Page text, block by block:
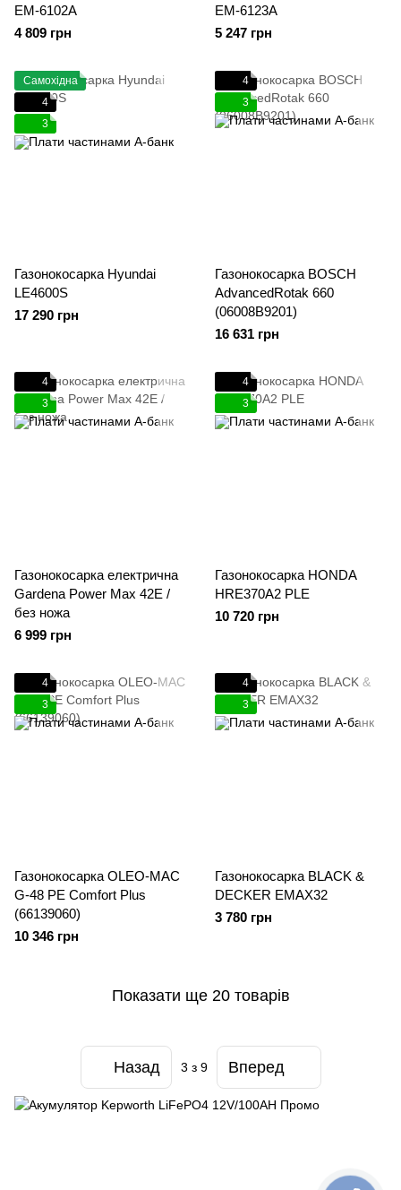
EM-6102A
4 809 грн
EM-6123A
5 247 грн
Самохідна
4
3
Газонокосарка Hyundai
LE4600S
17 290 грн
4
3
Газонокосарка BOSCH
AdvancedRotak 660
(06008B9201)
16 631 грн
4
3
Газонокосарка електрична
Gardena Power Max 42E /
без ножа
6 999 грн
4
3
Газонокосарка HONDA
HRE370A2 PLE
10 720 грн
4
3
Газонокосарка OLEO-MAC
G-48 РЕ Comfort Plus
(66139060)
10 346 грн
4
3
Газонокосарка BLACK &
DECKER EMAX32
3 780 грн
Показати ще 20 товарів
Назад 3 з 9 Вперед